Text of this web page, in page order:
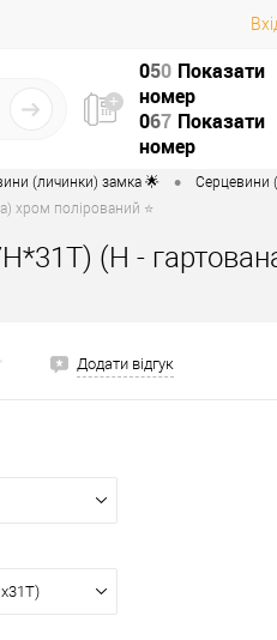
050 Показати
номер
067 Показати
номер
(личинки) замка 🌟 • Серцевини
хром полірований ⭐
(H -
Додати відгук